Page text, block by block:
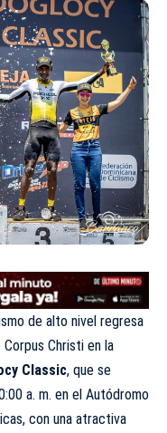
de alto nivel regresa
Christi en la
Classic, que se
a. m. en el Autódromo
con una atractiva